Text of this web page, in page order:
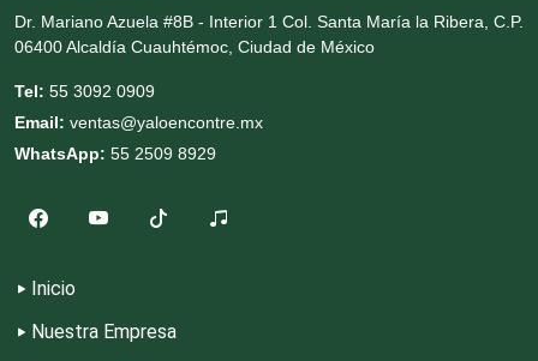
Cromadoras
Depósitos Dentales
Dr. Mariano Azuela #8B - Interior 1 Col. Santa María la Ribera, C.P.
06400 Alcaldía Cuauhtémoc, Ciudad de México
Tel: 55 3092 0909
Email: ventas@yaloencontre.mx
WhatsApp: 55 2509 8929
Inicio
Nuestra Empresa